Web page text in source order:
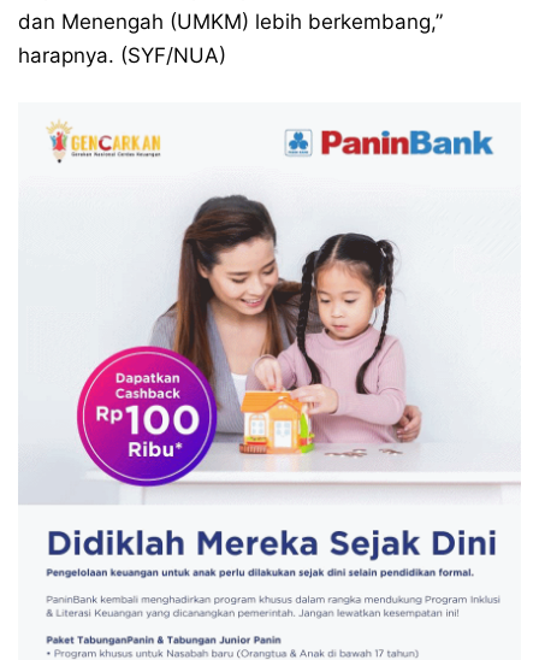
dan Menengah (UMKM) lebih berkembang,”
harapnya. (SYF/NUA)